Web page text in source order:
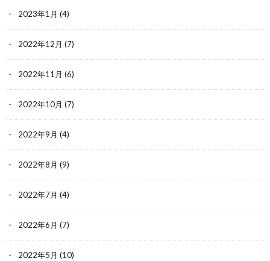
2023年1月 (4)
2022年12月 (7)
2022年11月 (6)
2022年10月 (7)
2022年9月 (4)
2022年8月 (9)
2022年7月 (4)
2022年6月 (7)
2022年5月 (10)